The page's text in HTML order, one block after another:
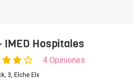
IMED Hospitales
4 Opiniones
3, Elche Elx